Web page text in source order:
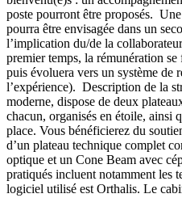
poste pourront être proposés.
pourra être envisagée dans un
l’implication du/de la
premier temps, la rémunération
puis évoluera vers un système de
l’expérience). Description de la
moderne, dispose de deux
chacun, organisés en étoile, ainsi
place. Vous bénéficierez du
d’un plateau technique complet
optique et un Cone Beam avec
pratiqués incluent notamment les
logiciel utilisé est Orthalis. Le